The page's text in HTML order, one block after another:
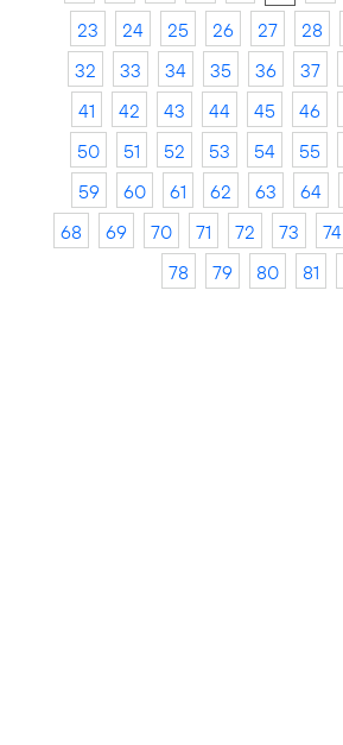
23
24 25 26 27 28
32
33 34 35 36 37
41
42 43 44 45 46
50
51 52 53 54 55
59
60 61 62 63 64
68
69 70 71 72 73 74
78
79 80 81